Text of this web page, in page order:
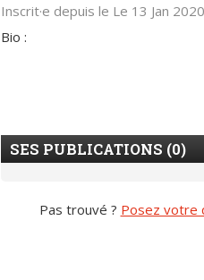
Inscrit·e depuis le Le 13 Jan
Bio :
SES PUBLICATIONS (0)
Pas trouvé ? Posez votre